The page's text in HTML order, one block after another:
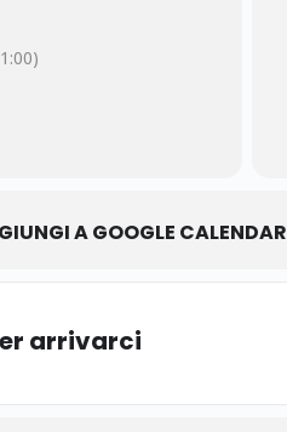
A GOOGLE CALENDAR
arrivarci